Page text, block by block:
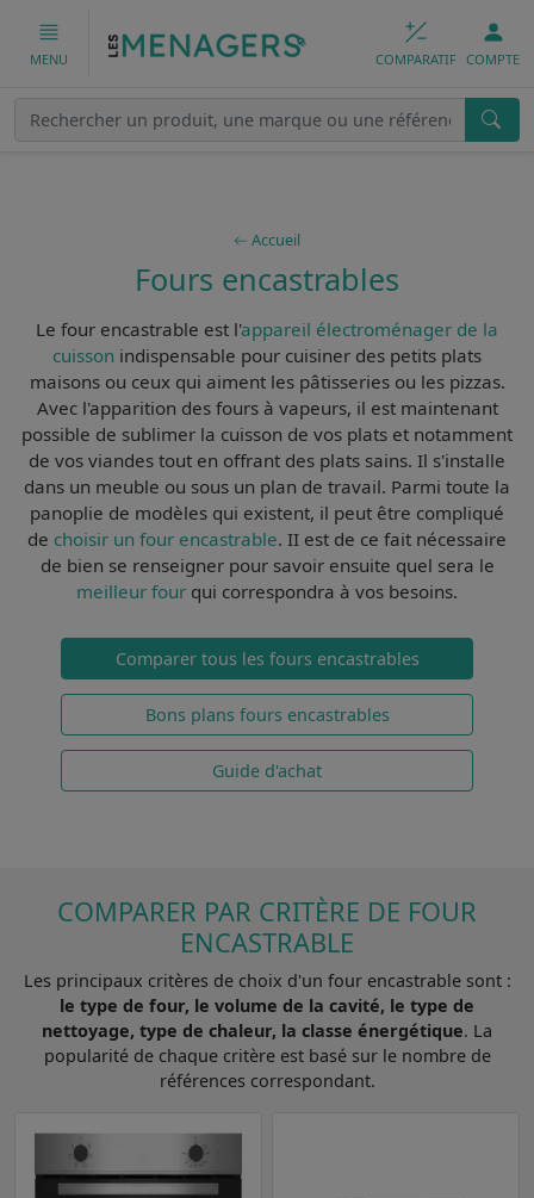
MENU COMPARATIF COMPTE
Accueil
Fours encastrables
Le four encastrable est l'appareil électroménager de la
cuisson indispensable pour cuisiner des petits plats
maisonsou ceux qui aiment les pâtisseries ou les pizzas.
Avec l'apparition des fours à vapeurs, il est maintenant
possible de sublimer la cuisson de vos plats et notamment
de vos viandes tout en offrant des plats sains. Il s'installe
dans un meuble ou sous un plan de travail. Parmi toute la
panoplie de modèles qui existent, il peut être compliqué
de choisir un four encastrable. II est de ce fait nécessaire
de bien se renseignerpour savoir ensuite quel sera le
meilleur four qui correspondra à vos besoins.
Comparer tous les fours encastrables
Bons plans fours encastrables
Guide d'achat
COMPARER PAR CRITÈRE DE FOUR
ENCASTRABLE
Les principaux critères de choix d'un four encastrable sont :
le type de four, le volume de la cavité, le type de
nettoyage, type de chaleur, la classe énergétique. La
popularité de chaque critère est basé sur le nombre de
références correspondant.